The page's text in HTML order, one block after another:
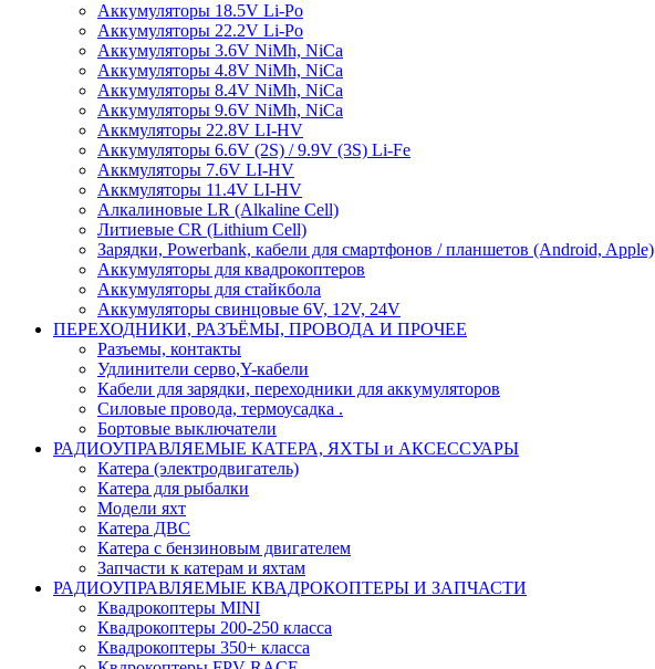
Аккумуляторы 18.5V Li-Po
Аккумуляторы 22.2V Li-Po
Аккумуляторы 3.6V NiMh, NiCa
Аккумуляторы 4.8V NiMh, NiCa
Аккумуляторы 8.4V NiMh, NiCa
Аккумуляторы 9.6V NiMh, NiCa
Аккмуляторы 22.8V LI-HV
Аккумуляторы 6.6V (2S) / 9.9V (3S) Li-Fe
Аккмуляторы 7.6V LI-HV
Аккмуляторы 11.4V LI-HV
Алкалиновые LR (Alkaline Cell)
Литиевые CR (Lithium Сell)
Зарядки, Powerbank, кабели для смартфонов / планшетов (Android, Apple)
Аккумуляторы для квадрокоптеров
Аккумуляторы для стайкбола
Аккумуляторы свинцовые 6V, 12V, 24V
ПЕРЕХОДНИКИ, РАЗЪЁМЫ, ПРОВОДА И ПРОЧЕЕ
Разъемы, контакты
Удлинители серво,Y-кабели
Кабели для зарядки, переходники для аккумуляторов
Силовые провода, термоусадка .
Бортовые выключатели
РАДИОУПРАВЛЯЕМЫЕ КАТЕРА, ЯХТЫ и АКСЕССУАРЫ
Катера (электродвигатель)
Катера для рыбалки
Модели яхт
Катера ДВС
Катера с бензиновым двигателем
Запчасти к катерам и яхтам
РАДИОУПРАВЛЯЕМЫЕ КВАДРОКОПТЕРЫ И ЗАПЧАСТИ
Квадрокоптеры MINI
Квадрокоптеры 200-250 класса
Квадрокоптеры 350+ класса